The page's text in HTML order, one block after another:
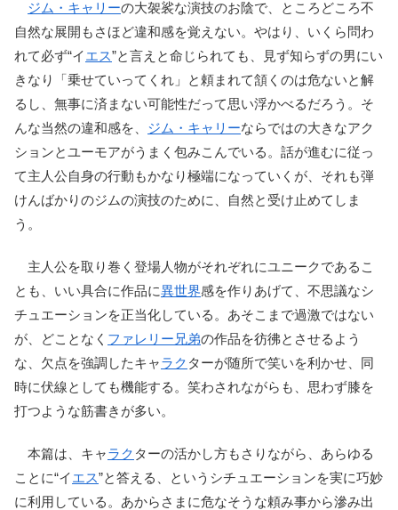
ジム・キャリーの大袈裟な演技のお陰で、ところどころ不
自然な展開もさほど違和感を覚えない。やはり、いくら問わ
れて必ず“イエス”と言えと命じられても、見ず知らずの男にい
きなり「乗せていってくれ」と頼まれて頷くのは危ないと解
るし、無事に済まない可能性だって思い浮かべるだろう。そ
んな当然の違和感を、 ジム・キャリーならではの大きなアク
ションとユーモアがうまく包みこんでいる。話が進むに従っ
て主人公自身の行動もかなり極端になっていくが、それも弾
けんばかりのジムの演技のために、自然と受け止めてしま
う。
主人公を取り巻く登場人物がそれぞれにユニークであるこ
とも、いい具合に作品に異世界感を作りあげて、不思議なシ
チュエーションを正当化している。あそこまで過激ではない
が、どことなく ファレリー兄弟の作品を彷彿とさせるよう
な、欠点を強調したキャラク ターが随所で笑いを利かせ、同
時に伏線としても機能する。笑わされながらも、思わず膝を
打つような筋書きが多い。
本篇は、キャラク ターの活かし方もさりながら、あらゆる
ことに“イエス”と答える、というシチュエーションを実に巧妙
に利用している。あからさまに危なそうな頼み事から滲み出